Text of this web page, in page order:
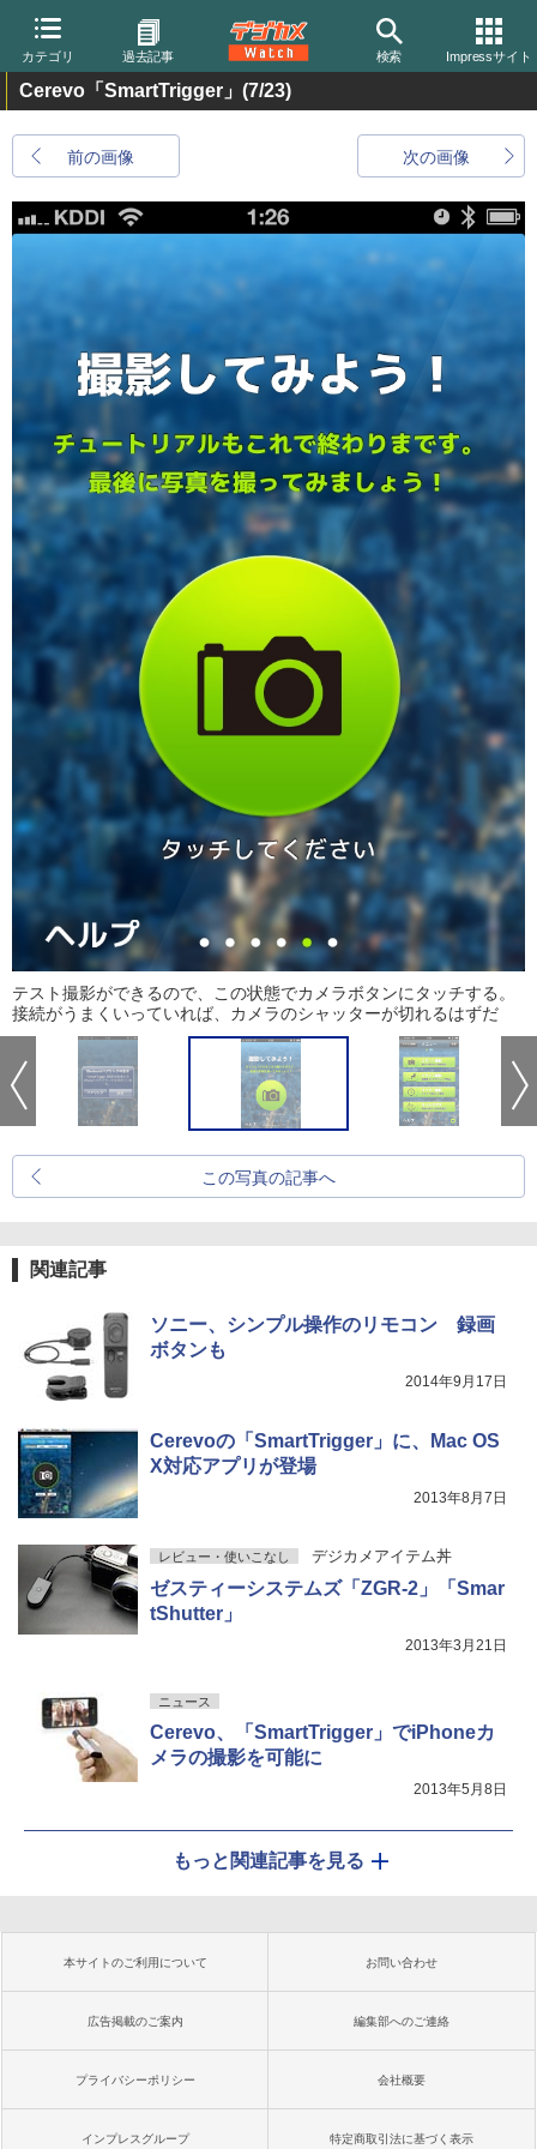
カテゴリ 過去記事 検索 Impressサイト
Cerevo「SmartTrigger」 (7/23)
前の画像 次の画像
テスト撮影ができるので、この状態でカメラボタンにタッチする。
接続がうまくいっていれば、カメラのシャッターが切れるはずだ
この写真の記事へ
関連記事
ソニー、シンプル操作のリモコン 録画
ボタンも
2014年9月17日
Cerevoの「SmartTrigger」に、Mac OS
X対応アプリが登場
2013年8月7日
レビュー・使いこなし デジカメアイテム丼
ゼスティーシステムズ「ZGR-2」「Smar
tShutter」
2013年3月21日
ニュース
Cerevo、「SmartTrigger」でiPhoneカ
メラの撮影を可能に
2013年5月8日
もっと関連記事を見る
本サイトのご利用について お問い合わせ
広告掲載のご案内 編集部へのご連絡
プライバシーポリシー 会社概要
インプレスグループ 特定商取引法に基づく表示